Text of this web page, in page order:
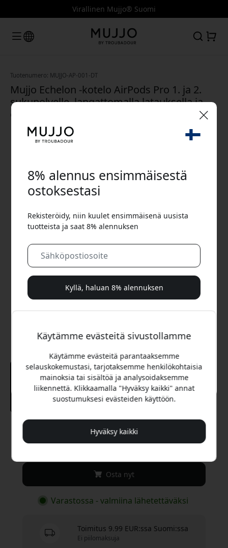
Virallinen Mujjo® Suomi
Tuotenumero: MUJJO-AP-001-DT
Mujjo Echelon -kotelo AirPods Pro 1. ja 2.
sukupolvelle, langattomalla latauksella ja
ekonahkaisella klipsillä - Vaaleanruskea
Suositeltava hinta
39.99 EUR
Osta nyt
Varastossa - valmiina lähetettäväksi
Toimitus 9.99 EUR:ssa Suomi:ssa
Ei piilomaksuja
Käytämme evästeitä sivustollamme
Käytämme evästeitä parantaaksemme
selauskokemustasi, tarjotaksemme henkilökohtaisia
mainoksia tai sisältöä ja analysoidaksemme
liikennettä. Klikkaamalla "Hyväksy kaikki" annat
suostumuksesi evästeiden käyttöön.
Hyväksy kaikki
8% alennus ensimmäisestä
ostoksestasi
Rekisteröidy, niin kuulet ensimmäisenä uusista
tuotteista ja saat 8% alennuksen
Kyllä, haluan 8% alennuksen
sarjat ja erikoistarjoukset.
Ei, maksan mieluummin täyden hinnan.
🎉 Alennuskoodisi:
Käytä tätä koodia kassalla saadaksesi 8%
alennuksen.